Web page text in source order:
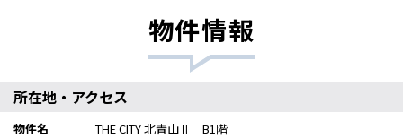
物件情報
所在地・アクセス
物件名
THE CITY 北青山Ⅱ B1階